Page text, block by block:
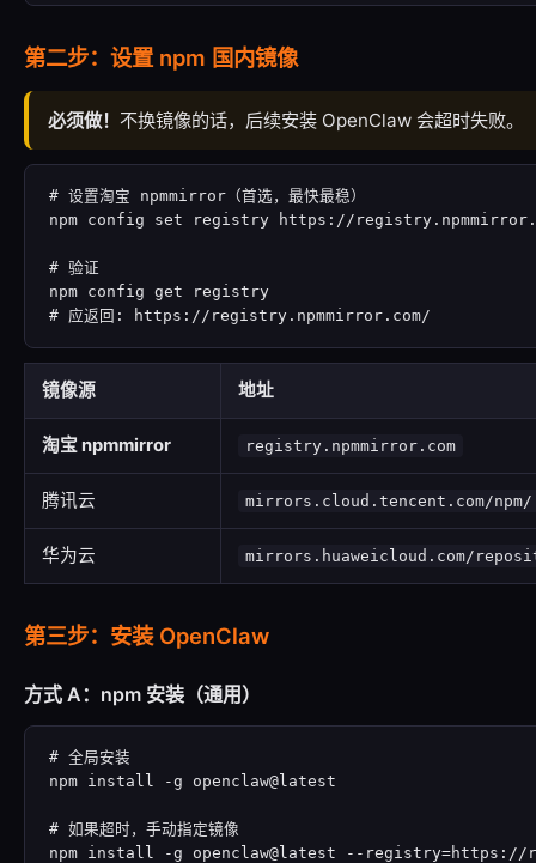
第二步：设置 npm 国内镜像
必须做！ 不换镜像的话，后续安装 OpenClaw 会超时失败。
# 设置淘宝 npmmirror（首选，最快最稳）
npm config set registry https://
# 验证
npm config get registry
# 应返回: https://registry.npmmirror.com/
镜像源 地址
淘宝 npmmirror registry.npmmirror.com
腾讯云 mirrors.cloud.tencent.com/npm/
华为云 mirrors.huaweicloud.com/
第三步：安装 OpenClaw
方式 A：npm 安装（通用）
# 全局安装
npm install -g openclaw@latest
# 如果超时，手动指定镜像
npm install -g openclaw@latest --registry=https://